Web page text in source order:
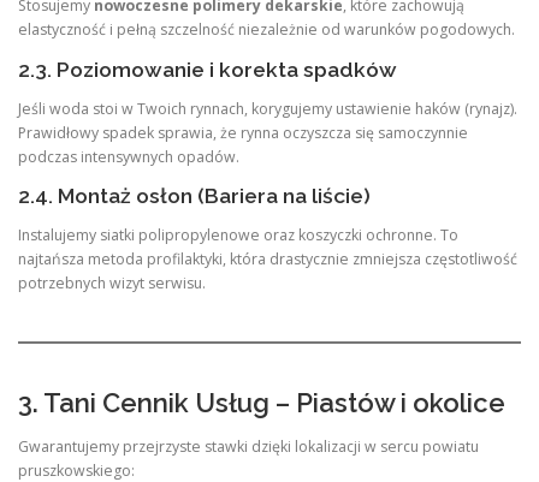
Stosujemy nowoczesne polimery dekarskie, które zachowują
elastyczność i pełną szczelność niezależnie od warunków pogodowych.
2.3. Poziomowanie i korekta spadków
Jeśli woda stoi w Twoich rynnach, korygujemy ustawienie haków (rynajz).
Prawidłowy spadek sprawia, że rynna oczyszcza się samoczynnie
podczas intensywnych opadów.
2.4. Montaż osłon (Bariera na liście)
Instalujemy siatki polipropylenowe oraz koszyczki ochronne. To
najtańsza metoda profilaktyki, która drastycznie zmniejsza częstotliwość
potrzebnych wizyt serwisu.
3. Tani Cennik Usług – Piastów i okolice
Gwarantujemy przejrzyste stawki dzięki lokalizacji w sercu powiatu
pruszkowskiego: